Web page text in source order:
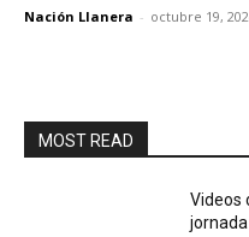
Nación Llanera - octubre 19,
MOST READ
Videos